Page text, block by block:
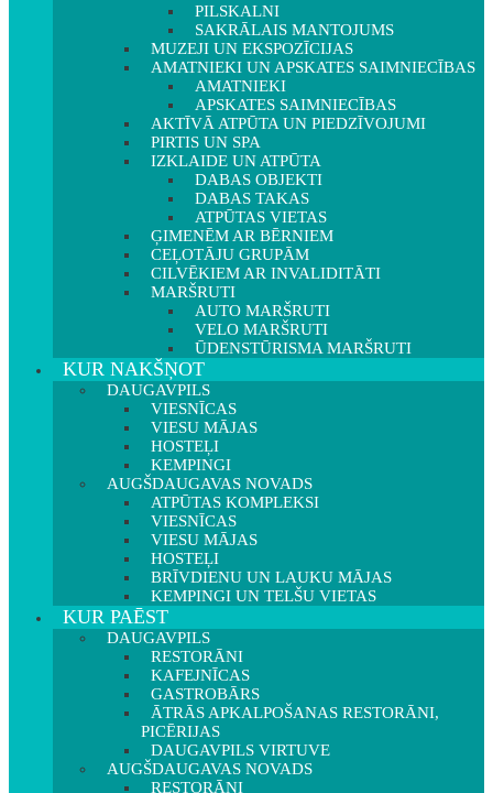
PILSKALNI
SAKRĀLAIS MANTOJUMS
MUZEJI UN EKSPOZĪCIJAS
AMATNIEKI UN APSKATES SAIMNIECĪBAS
AMATNIEKI
APSKATES SAIMNIECĪBAS
AKTĪVĀ ATPŪTA UN PIEDZĪVOJUMI
PIRTIS UN SPA
IZKLAIDE UN ATPŪTA
DABAS OBJEKTI
DABAS TAKAS
ATPŪTAS VIETAS
ĢIMENĒM AR BĒRNIEM
CEĻOTĀJU GRUPĀM
CILVĒKIEM AR INVALIDITĀTI
MARŠRUTI
AUTO MARŠRUTI
VELO MARŠRUTI
ŪDENSTŪRISMA MARŠRUTI
KUR NAKŠŅOT
DAUGAVPILS
VIESNĪCAS
VIESU MĀJAS
HOSTEĻI
KEMPINGI
AUGŠDAUGAVAS NOVADS
ATPŪTAS KOMPLEKSI
VIESNĪCAS
VIESU MĀJAS
HOSTEĻI
BRĪVDIENU UN LAUKU MĀJAS
KEMPINGI UN TELŠU VIETAS
KUR PAĒST
DAUGAVPILS
RESTORĀNI
KAFEJNĪCAS
GASTROBĀRS
ĀTRĀS APKALPOŠANAS RESTORĀNI,
PICĒRIJAS
DAUGAVPILS VIRTUVE
AUGŠDAUGAVAS NOVADS
RESTORĀNI